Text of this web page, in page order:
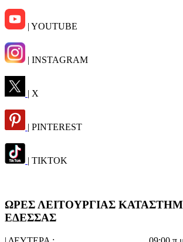
| YOUTUBE
| INSTAGRAM
| X
| PINTEREST
| TIKTOK
ΩΡΕΣ ΛΕΙΤΟΥΡΓΙΑΣ
ΕΔΕΣΣΑΣ